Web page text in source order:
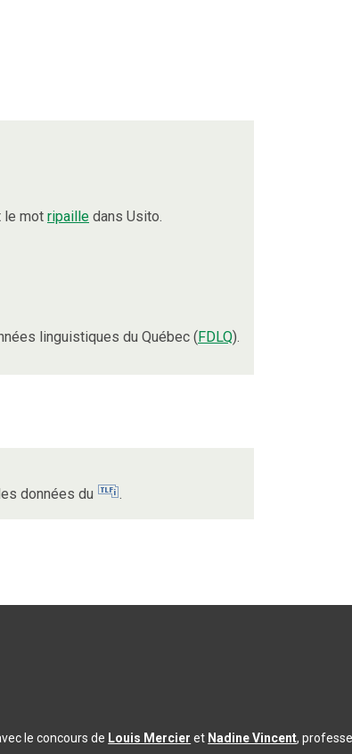
le mot ripaille dans Usito.
linguistiques du Québec (FDLQ).
données du
.
le concours de Louis Mercier et Nadine Vincent,